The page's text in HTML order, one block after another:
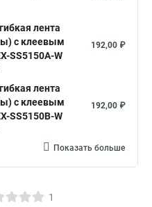
лента
с клеевым
SS5150A-W
192,00 ₽
лента
с клеевым
SS5150B-W
192,00 ₽
Показать больше
1